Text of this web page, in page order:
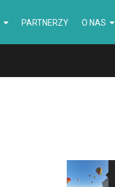
PARTNERZY O NAS